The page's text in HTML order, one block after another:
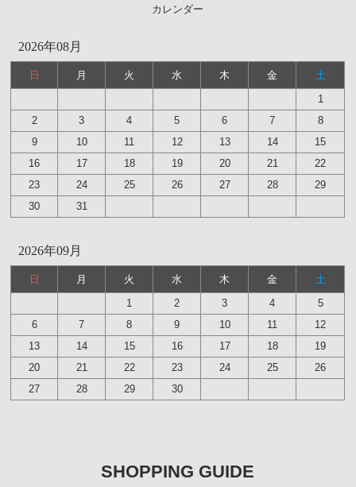
カレンダー
2026年08月
日 月 火 水 木 金
土
1
2
3 4 5 6 7
8
9
10 11 12 13 14
15
16
17 18 19 20 21
22
23
24 25 26 27 28
29
30
31
2026年09月
日 月 火 水 木 金
土
1
2 3 4
5
6
7 8 9 10 11
12
13
14 15 16 17 18
19
20
21 22 23 24 25
26
27
28 29 30
SHOPPING GUIDE